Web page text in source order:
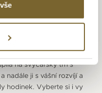
Rural“ v Les Genevez.
muzea po téměř 500
si díky své velké nabídce
spokojených zákazníků.
na švýcarský trh s
nadále ji s vášní rozvíjí a
hodinek. Vyberte si i vy